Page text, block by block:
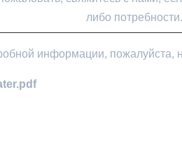
либо потребности.
информации, пожалуйста,